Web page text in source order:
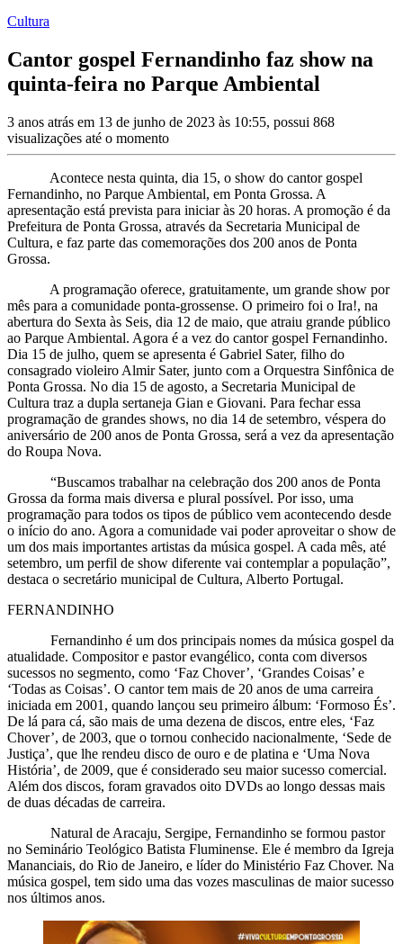
Cultura
Cantor gospel Fernandinho faz show na
quinta-feira no Parque Ambiental
3 anos atrás em 13 de junho de 2023 às 10:55, possui 868
visualizações até o momento
Acontece nesta quinta, dia 15, o show do cantor gospel
Fernandinho, no Parque Ambiental, em Ponta Grossa. A
apresentação está prevista para iniciar às 20 horas. A promoção é da
Prefeitura de Ponta Grossa, através da Secretaria Municipal de
Cultura, e faz parte das comemorações dos 200 anos de Ponta
Grossa.
A programação oferece, gratuitamente, um grande show por
mês para a comunidade ponta-grossense. O primeiro foi o Ira!, na
abertura do Sexta às Seis, dia 12 de maio, que atraiu grande público
ao Parque Ambiental. Agora é a vez do cantor gospel Fernandinho.
Dia 15 de julho, quem se apresenta é Gabriel Sater, filho do
consagrado violeiro Almir Sater, junto com a Orquestra Sinfônica de
Ponta Grossa. No dia 15 de agosto, a Secretaria Municipal de
Cultura traz a dupla sertaneja Gian e Giovani. Para fechar essa
programação de grandes shows, no dia 14 de setembro, véspera do
aniversário de 200 anos de Ponta Grossa, será a vez da apresentação
do Roupa Nova.
“Buscamos trabalhar na celebração dos 200 anos de Ponta
Grossa da forma mais diversa e plural possível. Por isso, uma
programação para todos os tipos de público vem acontecendo desde
o início do ano. Agora a comunidade vai poder aproveitar o show de
um dos mais importantes artistas da música gospel. A cada mês, até
setembro, um perfil de show diferente vai contemplar a população”,
destaca o secretário municipal de Cultura, Alberto Portugal.
FERNANDINHO
Fernandinho é um dos principais nomes da música gospel da
atualidade. Compositor e pastor evangélico, conta com diversos
sucessos no segmento, como ‘Faz Chover’, ‘Grandes Coisas’ e
‘Todas as Coisas’. O cantor tem mais de 20 anos de uma carreira
iniciada em 2001, quando lançou seu primeiro álbum: ‘Formoso És’.
De lá para cá, são mais de uma dezena de discos, entre eles, ‘Faz
Chover’, de 2003, que o tornou conhecido nacionalmente, ‘Sede de
Justiça’, que lhe rendeu disco de ouro e de platina e ‘Uma Nova
História’, de 2009, que é considerado seu maior sucesso comercial.
Além dos discos, foram gravados oito DVDs ao longo dessas mais
de duas décadas de carreira.
Natural de Aracaju, Sergipe, Fernandinho se formou pastor
no Seminário Teológico Batista Fluminense. Ele é membro da Igreja
Mananciais, do Rio de Janeiro, e líder do Ministério Faz Chover. Na
música gospel, tem sido uma das vozes masculinas de maior sucesso
nos últimos anos.